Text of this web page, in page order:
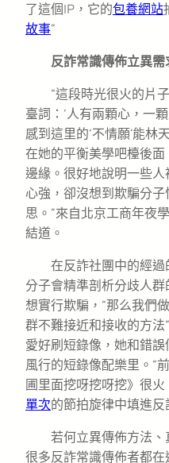
了這個IP，它的包養網站
故事”
反詐常識傳佈立異需
“這段時光很火的片
臺詞：‘人有兩顆心，一
感到這里的‘不情願’能林
在她的平衡美學吧檯後
邊緣。很好地說明一些
心強，卻沒想到欺騙分
思。”來自北京工商年夜
結道。
在反詐社團中的經
分子會精準剖析分歧人群
想實行欺騙，“那么我們
群不難接近和接收的方
愛好刷短錄像，她和錯
風行的短錄像配樂里。“
圃里面挖呀挖呀挖》很
單次的節拍旋律中填進反
若何立異傳佈方法
很多反詐常識傳佈者都